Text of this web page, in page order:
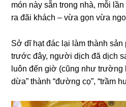
món này sẵn trong nhà, mỗi
ra đãi khách – vừa gọn vừa
Sở dĩ hạt đác lại làm thành sản
trước đây, người dịch đã dịch
luôn đến giờ (cũng như
dừa” thành “đường cọ”, “trầm